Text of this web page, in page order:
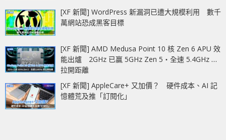
[XF 新聞] WordPress 新漏洞已遭大規模利用 數千
萬網站恐成黑客目標
[XF 新聞] AMD Medusa Point 10 核 Zen 6 APU 效
能出爐 2GHz 已贏 5GHz Zen 5‧全速 5.4GHz 更
拉開距離
[XF 新聞] AppleCare+ 又加價？ 硬件成本、AI 記
憶體荒及推「訂閱化」